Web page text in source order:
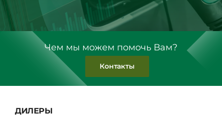
Чем мы можем помочь Вам?
Контакты
ДИЛЕРЫ